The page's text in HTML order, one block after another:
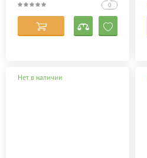
0
Нет в наличии